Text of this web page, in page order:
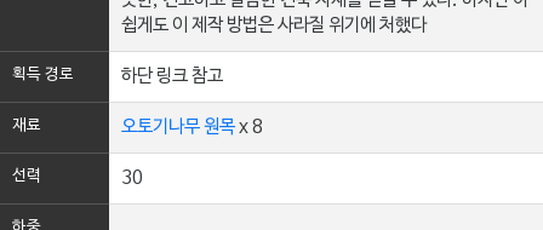
쉽게도 이 제작 방법은 사라질 위기에 처했다
획득 경로 하단 링크 참고
재료 오토기나무 원목x 8
선력 30